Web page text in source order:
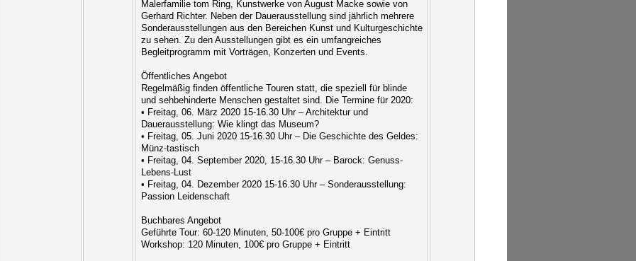
Malerfamilie tom Ring, Kunstwerke von August Macke sowie von
Gerhard Richter. Neben der Dauerausstellung sind jährlich mehrere
Sonderausstellungen aus den Bereichen Kunst und Kulturgeschichte
zu sehen. Zu den Ausstellungen gibt es ein umfangreiches
Begleitprogramm mit Vorträgen, Konzerten und Events.
Öffentliches Angebot
Regelmäßig finden öffentliche Touren statt, die speziell für blinde
und sehbehinderte Menschen gestaltet sind. Die Termine für 2020:
• Freitag, 06. März 2020 15-16.30 Uhr – Architektur und
Dauerausstellung: Wie klingt das Museum?
• Freitag, 05. Juni 2020 15-16.30 Uhr – Die Geschichte des Geldes:
Münz-tastisch
• Freitag, 04. September 2020, 15-16.30 Uhr – Barock: Genuss-
Lebens-Lust
• Freitag, 04. Dezember 2020 15-16.30 Uhr – Sonderausstellung:
Passion Leidenschaft
Buchbares Angebot
Geführte Tour: 60-120 Minuten, 50-100€ pro Gruppe + Eintritt
Workshop: 120 Minuten, 100€ pro Gruppe + Eintritt